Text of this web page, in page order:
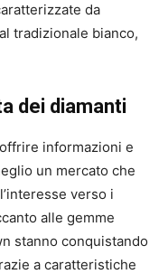
da
tradizionale bianco,
dei diamanti
informazioni e
un mercato che
verso i
alle gemme
stanno conquistando
a caratteristiche